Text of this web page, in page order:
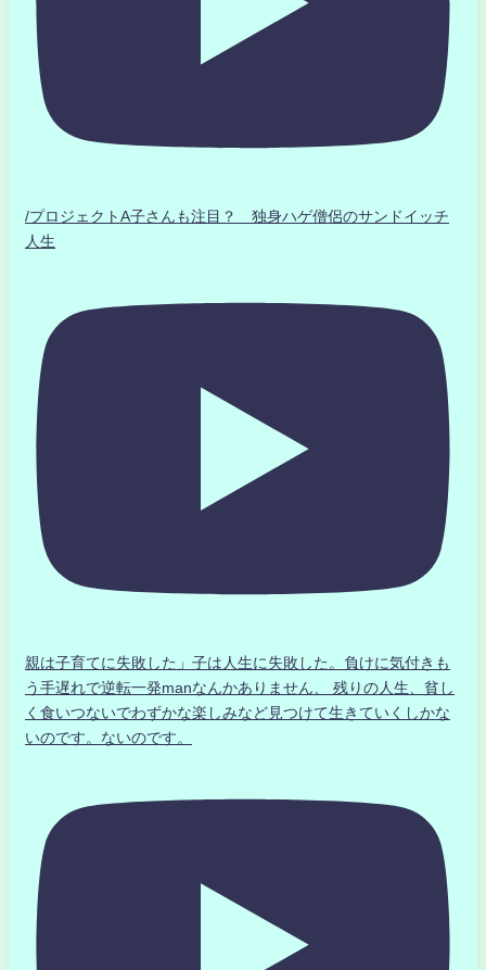
/プロジェクトA子さんも注目？ 独身ハゲ僧侶のサンドイッチ
人生
親は子育てに失敗した」子は人生に失敗した。負けに気付きも
う手遅れで逆転一発manなんかありません、 残りの人生、貧し
く食いつないでわずかな楽しみなど見つけて生きていくしかな
いのです。ないのです。